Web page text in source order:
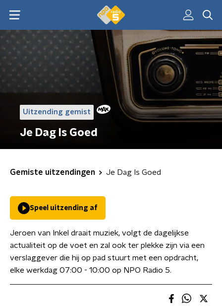
Uitzending gemist
Je Dag Is Goed
Gemiste uitzendingen Je Dag Is Goed
Speel uitzending af
Jeroen van Inkel draait muziek, volgt de dagelijkse
actualiteit op de voet en zal ook ter plekke zijn via een
verslaggever die hij op pad stuurt met een opdracht,
elke werkdag 07:00 - 10:00 op NPO Radio 5.